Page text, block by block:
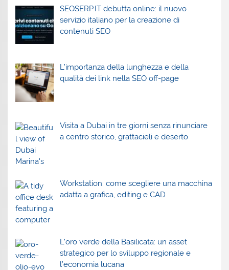
SEOSERP.IT debutta online: il nuovo
servizio italiano per la creazione di
contenuti SEO
L’importanza della lunghezza e della
qualità dei link nella SEO off-page
Visita a Dubai in tre giorni senza rinunciare
a centro storico, grattacieli e deserto
Workstation: come scegliere una macchina
adatta a grafica, editing e CAD
L’oro verde della Basilicata: un asset
strategico per lo sviluppo regionale e
l’economia lucana